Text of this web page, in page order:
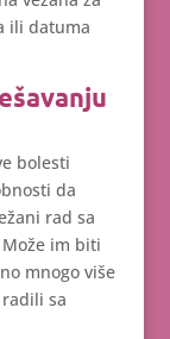
ili datuma
bolesti
da
rad sa
im biti
mnogo više
sa